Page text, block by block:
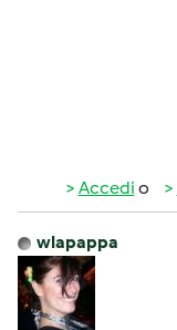
Accedi o
wlapappa